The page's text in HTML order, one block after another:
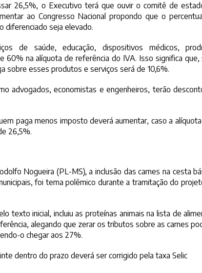
26,5%, o Executivo terá que ouvir o comitê de
ao Congresso Nacional propondo que o
seja elevado.
de saúde, educação, dispositivos médicos,
na alíquota de referência do IVA. Isso significa que,
sobre esses produtos e serviços será de 10,6%.
advogados, economistas e engenheiros, terão
paga menos imposto deverá aumentar, caso a
26,5%.
Nogueira (PL-MS), a inclusão das carnes na cesta
foi tema polêmico durante a tramitação do
texto inicial, incluiu as proteínas animais na lista de
alegando que zerar os tributos sobre as carnes
o chegar aos 27%.
dentro do prazo deverá ser corrigido pela taxa Selic